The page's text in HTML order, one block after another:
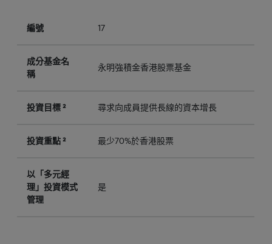
編號 17
成分基金名
稱
永明強積金香港股票基金
投資目標 ² 尋求向成員提供長線的資本增長
投資重點 ² 最少70%於香港股票
以「多元經
理」投資模式
管理
是